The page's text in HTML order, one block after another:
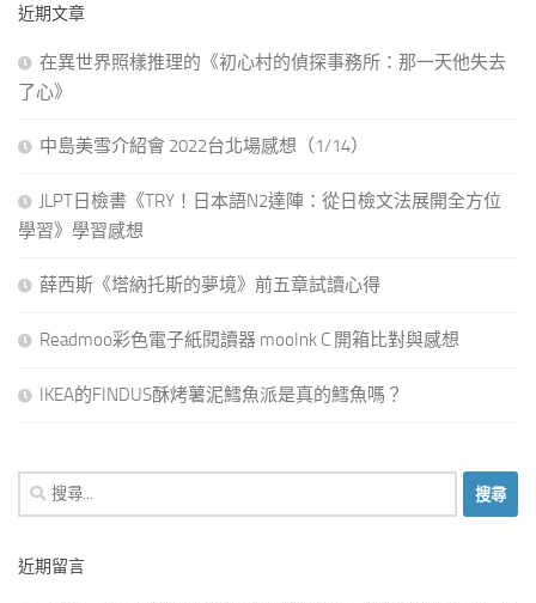
近期文章
在異世界照樣推理的《初心村的偵探事務所：那一天他失去
了心》
中島美雪介紹會 2022台北場感想（1/14）
JLPT日檢書《TRY！日本語N2達陣：從日檢文法展開全方位
學習》學習感想
薛西斯《塔納托斯的夢境》前五章試讀心得
Readmoo彩色電子紙閱讀器 mooInk C 開箱比對與感想
IKEA的FINDUS酥烤薯泥鱈魚派是真的鱈魚嗎？
搜
尋
鍵
近期留言